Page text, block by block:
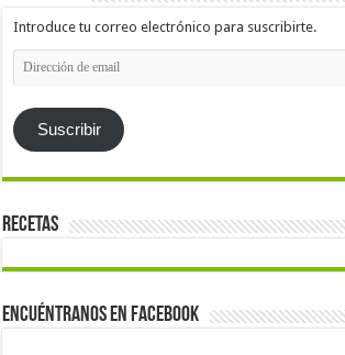
Introduce tu correo electrónico para suscribirte.
Dirección
de
Suscribir
Recetas
Encuéntranos en Facebook